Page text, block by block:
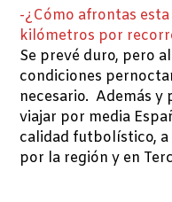
-¿Cómo afrontas
kilómetros por
Se prevé duro, pero
condiciones
necesario. Además
viajar por media
calidad futbolístico,
por la región y en